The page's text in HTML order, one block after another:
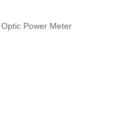
Power Meter